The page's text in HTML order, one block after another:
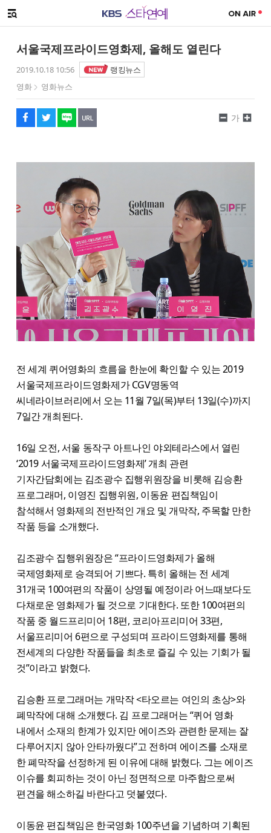
메뉴 열기
서울국제프라이드영화제, 올해도 열린다
2019.10.18 10:56
랭킹뉴스
영화
영화뉴스
페이스북
트위터
네이버
URL복사
글씨 작게보기
가
글씨 크게보기
전 세계 퀴어영화의 흐름을 한눈에 확인할 수 있는 2019
서울국제프라이드영화제가 CGV명동역
씨네라이브러리에서 오는 11월 7일(목)부터 13일(수)까지
7일간 개최된다.
16일 오전, 서울 동작구 아트나인 야외테라스에서 열린
‘2019 서울국제프라이드영화제’ 개최 관련
기자간담회에는 김조광수 집행위원장을 비롯해 김승환
프로그래머, 이영진 집행위원, 이동윤 편집책임이
참석해서 영화제의 전반적인 개요 및 개막작, 주목할 만한
작품 등을 소개했다.
김조광수 집행위원장은 “프라이드영화제가 올해
국제영화제로 승격되어 기쁘다. 특히 올해는 전 세계
31개국 100여편의 작품이 상영될 예정이라 어느때보다도
다채로운 영화제가 될 것으로 기대한다. 또한 100여편의
작품 중 월드프리미어 18편, 코리아프리미어 33편,
서울프리미어 6편으로 구성되며 프라이드영화제를 통해
전세계의 다양한 작품들을 최초로 즐길 수 있는 기회가 될
것”이라고 밝혔다.
김승환 프로그래머는 개막작 <타오르는 여인의 초상>와
폐막작에 대해 소개했다. 김 프로그래머는 “퀴어 영화
내에서 소재의 한계가 있지만 에이즈와 관련한 문제는 잘
다루어지지 않아 안타까웠다”고 전하며 에이즈를 소재로
한 폐막작을 선정하게 된 이유에 대해 밝혔다. 그는 에이즈
이슈를 회피하는 것이 아닌 정면적으로 마주함으로써
편견을 해소하길 바란다고 덧붙였다.
이동윤 편집책임은 한국영화 100주년을 기념하며 기획된
해시태그